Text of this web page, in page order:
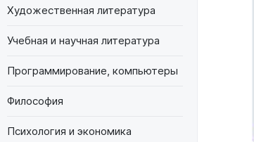
Художественная литература
Учебная и научная литература
Программирование, компьютеры
Философия
Психология и экономика